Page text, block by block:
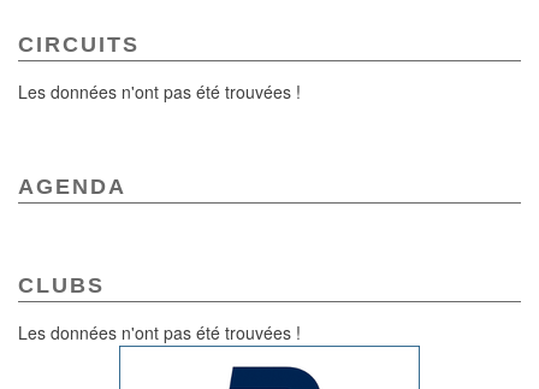
CIRCUITS
Les données n'ont pas été trouvées !
AGENDA
CLUBS
Les données n'ont pas été trouvées !